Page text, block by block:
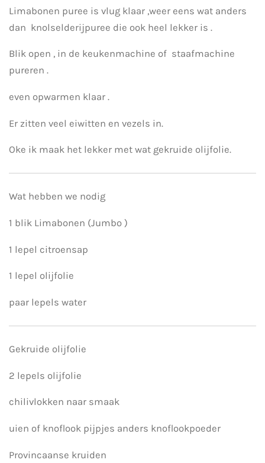
Limabonen puree is vlug klaar ,weer eens wat anders
dan knolselderijpuree die ook heel lekker is .
Blik open , in de keukenmachine of staafmachine
pureren .
even opwarmen klaar .
Er zitten veel eiwitten en vezels in.
Oke ik maak het lekker met wat gekruide olijfolie.
Wat hebben we nodig
1 blik Limabonen (Jumbo )
1 lepel citroensap
1 lepel olijfolie
paar lepels water
Gekruide olijfolie
2 lepels olijfolie
chilivlokken naar smaak
uien of knoflook pijpjes anders knoflookpoeder
Provincaanse kruiden